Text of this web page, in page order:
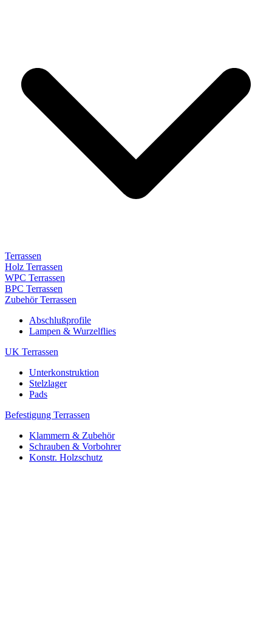
Terrassen
Holz Terrassen
WPC Terrassen
BPC Terrassen
Zubehör Terrassen
Abschlußprofile
Lampen & Wurzelflies
UK Terrassen
Unterkonstruktion
Stelzlager
Pads
Befestigung Terrassen
Klammern & Zubehör
Schrauben & Vorbohrer
Konstr. Holzschutz